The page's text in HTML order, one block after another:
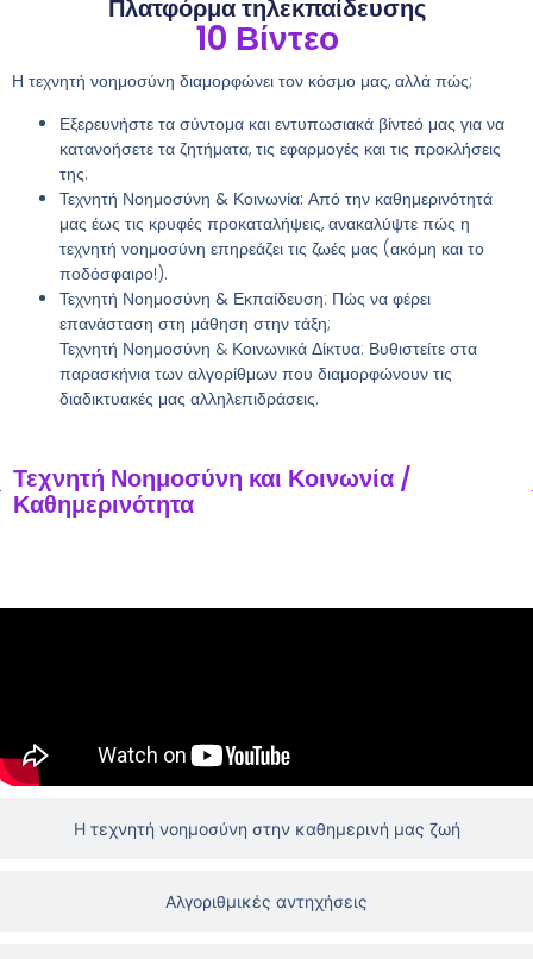
Πλατφόρμα τηλεκπαίδευσης
10 Βίντεο
Η τεχνητή νοημοσύνη διαμορφώνει τον κόσμο μας, αλλά πώς;
Εξερευνήστε τα σύντομα και εντυπωσιακά βίντεό μας για να
κατανοήσετε τα ζητήματα, τις εφαρμογές και τις προκλήσεις
της:
Τεχνητή Νοημοσύνη & Κοινωνία: Από την καθημερινότητά
μας έως τις κρυφές προκαταλήψεις, ανακαλύψτε πώς η
τεχνητή νοημοσύνη επηρεάζει τις ζωές μας (ακόμη και το
ποδόσφαιρο!).
Τεχνητή Νοημοσύνη & Εκπαίδευση: Πώς να φέρει
επανάσταση στη μάθηση στην τάξη;
Τεχνητή Νοημοσύνη & Κοινωνικά Δίκτυα: Βυθιστείτε στα
παρασκήνια των αλγορίθμων που διαμορφώνουν τις
διαδικτυακές μας αλληλεπιδράσεις.
Τεχνητή Νοημοσύνη και Κοινωνία /
Καθημερινότητα
Η τεχνητή νοημοσύνη στην καθημερινή μας ζωή
Αλγοριθμικές αντηχήσεις